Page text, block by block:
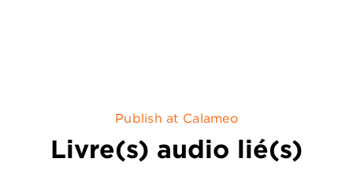
Publish at Calameo
Livre(s) audio lié(s)